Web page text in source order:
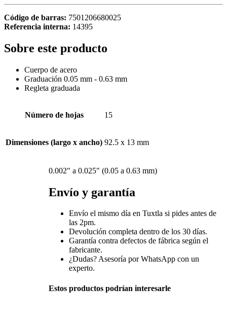
Código de barras: 7501206680025
Referencia interna: 14395
Sobre este producto
Cuerpo de acero
Graduación 0.05 mm - 0.63 mm
Regleta graduada
Número de hojas 15
Dimensiones (largo x ancho) 92.5 x 13 mm
0.002" a 0.025" (0.05 a 0.63 mm)
Envío y garantía
Envío el mismo día en Tuxtla si pides antes de
las 2pm.
Devolución completa dentro de los 30 días.
Garantía contra defectos de fábrica según el
fabricante.
¿Dudas? Asesoría por WhatsApp con un
experto.
Estos productos podrían interesarle